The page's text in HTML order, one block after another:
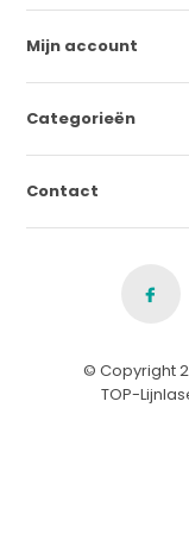
Mijn account
Categorieën
Contact
© Copyright
TOP-